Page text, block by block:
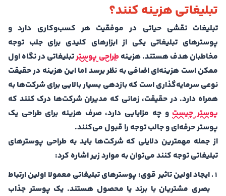
تبلیغاتی هزینه کنند؟
تبلیغات نقشی حیاتی در موفقیت هر کسب‌وکاری دارد و
پوسترهای تبلیغاتی یکی از ابزارهای کلیدی برای جلب توجه
مخاطبان هدف هستند. هزینهطراحی پوسترتبلیغاتی در نگاه اول
ممکن است هزینه‌ای اضافی به نظر برسد اما این هزینه در حقیقت
نوعی سرمایه‌گذاری است که بازدهی بسیار بالایی برای شرکت‌ها به
همراه دارد. در حقیقت، زمانی که مدیران شرکت‌ها درک کنند که
پوستر چیست و چه مزایایی دارد، صرف هزینه برای طراحی یک
پوستر حرفه‌ای و جالب توجه را قبول می‌کنند.
از جمله مهمترین دلایلی که شرکت‌ها باید به طراحی پوسترهای
تبلیغاتی توجه کنند می‌توان به موارد زیر اشاره کرد:
ایجاد اولین تاثیر قوی: پوسترهای تبلیغاتی معمولا اولین ارتباط
بصری مشتریان با برند یا محصول هستند. یک پوستر جذاب